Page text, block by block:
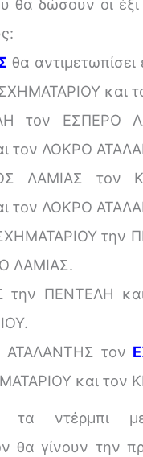
θα δώσουν οι έξι
θα αντιμετωπίσει
και
τον ΕΣΠΕΡΟ
τον ΛΟΚΡΟ
ΛΑΜΙΑΣ τον
τον ΛΟΚΡΟ
την
ΛΑΜΙΑΣ.
ΠΕΝΤΕΛΗ
τον
και τον
ντέρμπι
θα γίνουν την